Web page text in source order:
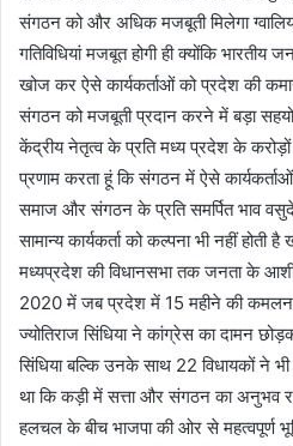
संगठन को और अधिक मजबूती मिलेगा
गतिविधियां मजबूत होगी ही क्योंकि भारतीय
खोज कर ऐसे कार्यकर्ताओं को प्रदेश की
संगठन को मजबूती प्रदान करने में बड़ा
केंद्रीय नेतृत्व के प्रति मध्य प्रदेश के करोड़ों
प्रणाम करता हूं कि संगठन में ऐसे कार्यकर्ताओं
समाज और संगठन के प्रति समर्पित भाव
सामान्य कार्यकर्ता को कल्पना भी नहीं
मध्यप्रदेश की विधानसभा तक जनता के
2020 में जब प्रदेश में 15 महीने की
ज्योतिराज सिंधिया ने कांग्रेस का दामन
सिंधिया बल्कि उनके साथ 22 विधायकों ने
था कि कड़ी में सत्ता और संगठन का अनुभव
हलचल के बीच भाजपा की ओर से महत्वपूर्ण